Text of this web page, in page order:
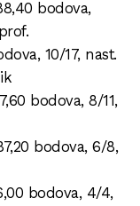
bodova,
10/17, nast.
bodova, 8/11,
bodova, 6/8,
bodova, 4/4,